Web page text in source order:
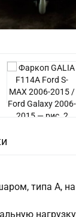
типа А, на